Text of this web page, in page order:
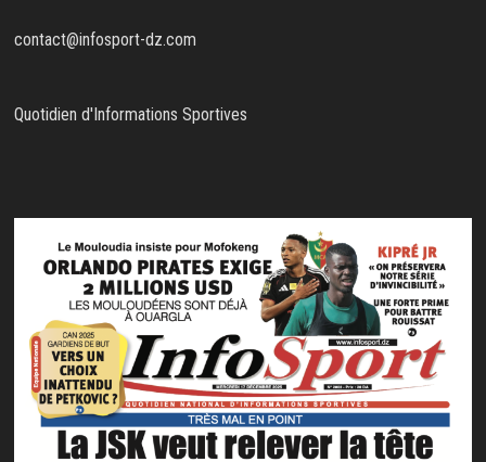
contact@infosport-dz.com
Quotidien d'Informations Sportives